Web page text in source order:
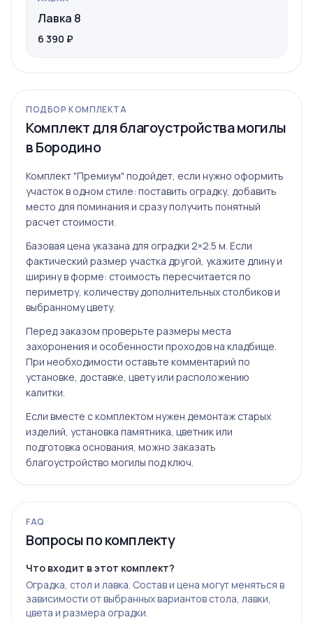
Лавка 8
6 390 ₽
ПОДБОР КОМПЛЕКТА
Комплект для благоустройства могилы
в Бородино
Комплект "Премиум" подойдет, если нужно оформить
участок в одном стиле: поставить оградку, добавить
место для поминания и сразу получить понятный
расчет стоимости.
Базовая цена указана для оградки 2×2.5 м. Если
фактический размер участка другой, укажите длину и
ширину в форме: стоимость пересчитается по
периметру, количеству дополнительных столбиков и
выбранному цвету.
Перед заказом проверьте размеры места
захоронения и особенности проходов на кладбище.
При необходимости оставьте комментарий по
установке, доставке, цвету или расположению
калитки.
Если вместе с комплектом нужен демонтаж старых
изделий, установка памятника, цветник или
подготовка основания, можно заказать
благоустройство могилы под ключ.
FAQ
Вопросы по комплекту
Что входит в этот комплект?
Оградка, стол и лавка. Состав и цена могут меняться в
зависимости от выбранных вариантов стола, лавки,
цвета и размера оградки.